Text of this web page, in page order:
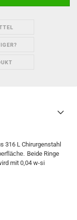
316 L Chirurgenstahl
Beide Ringe
mit 0,04 w-si